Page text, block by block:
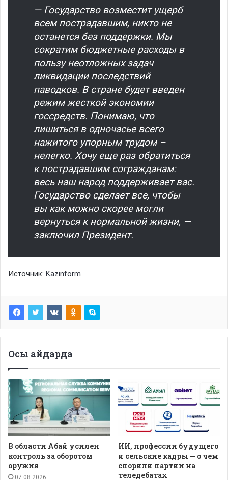
— Государство возместит ущерб
всем пострадавшим, никто не
останется без поддержки. Мы
сократим бюджетные расходы в
пользу неотложных задач
ликвидации последствий
паводков. В стране будет введен
режим жесткой экономии
госсредств. Понимаю, что
лишиться в одночасье всего
нажитого упорным трудом –
нелегко. Хочу еще раз обратиться
к пострадавшим согражданам:
весь наш народ поддерживает вас.
Государство сделает все, чтобы
вы как можно скорее могли
вернуться к нормальной жизни, —
заключил Президент.
Источник: Kazinform
Осы айдарда
В области Абай усилен
контроль за оборотом
оружия
07.08.2026
ИИ, профессии будущего
и сельские кадры — о чем
спорили партии на
теледебатах